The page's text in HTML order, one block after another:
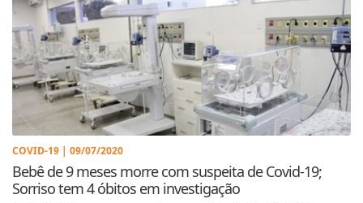
COVID-19 | 09/07/2020
Bebê de 9 meses morre com suspeita de Covid-19;
Sorriso tem 4 óbitos em investigação